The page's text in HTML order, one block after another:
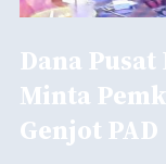
Dana
Minta
Genjot PAD